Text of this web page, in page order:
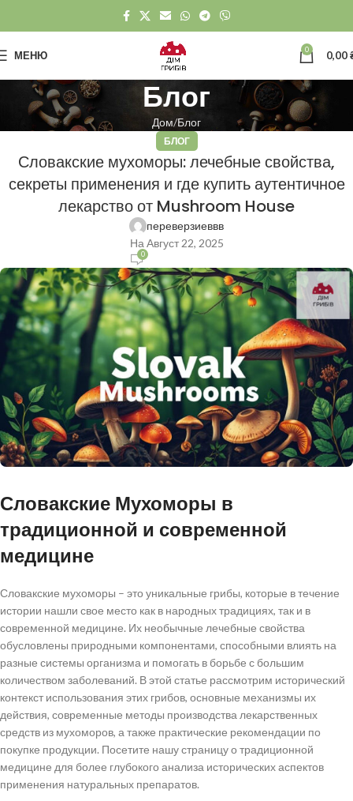
МЕНЮ 0 0,00
Блог
Дом Блог
БЛОГ
Словакские мухоморы: лечебные свойства,
секреты применения и где купить аутентичное
лекарство от Mushroom House
переверзиеввв
На Август 22, 2025
0
Словакские Мухоморы в
традиционной и современной
медицине
Словакские мухоморы – это уникальные грибы, которые в течение
истории нашли свое место как в народных традициях, так и в
современной медицине. Их необычные лечебные свойства
обусловлены природными компонентами, способными влиять на
разные системы организма и помогать в борьбе с большим
количеством заболеваний. В этой статье рассмотрим исторический
контекст использования этих грибов, основные механизмы их
действия, современные методы производства лекарственных
средств из мухоморов, а также практические рекомендации по
покупке продукции. Посетите нашу страницу о традиционной
медицине для более глубокого анализа исторических аспектов
применения натуральных препаратов.